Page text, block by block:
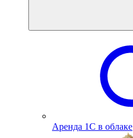
Аренда 1С в облаке